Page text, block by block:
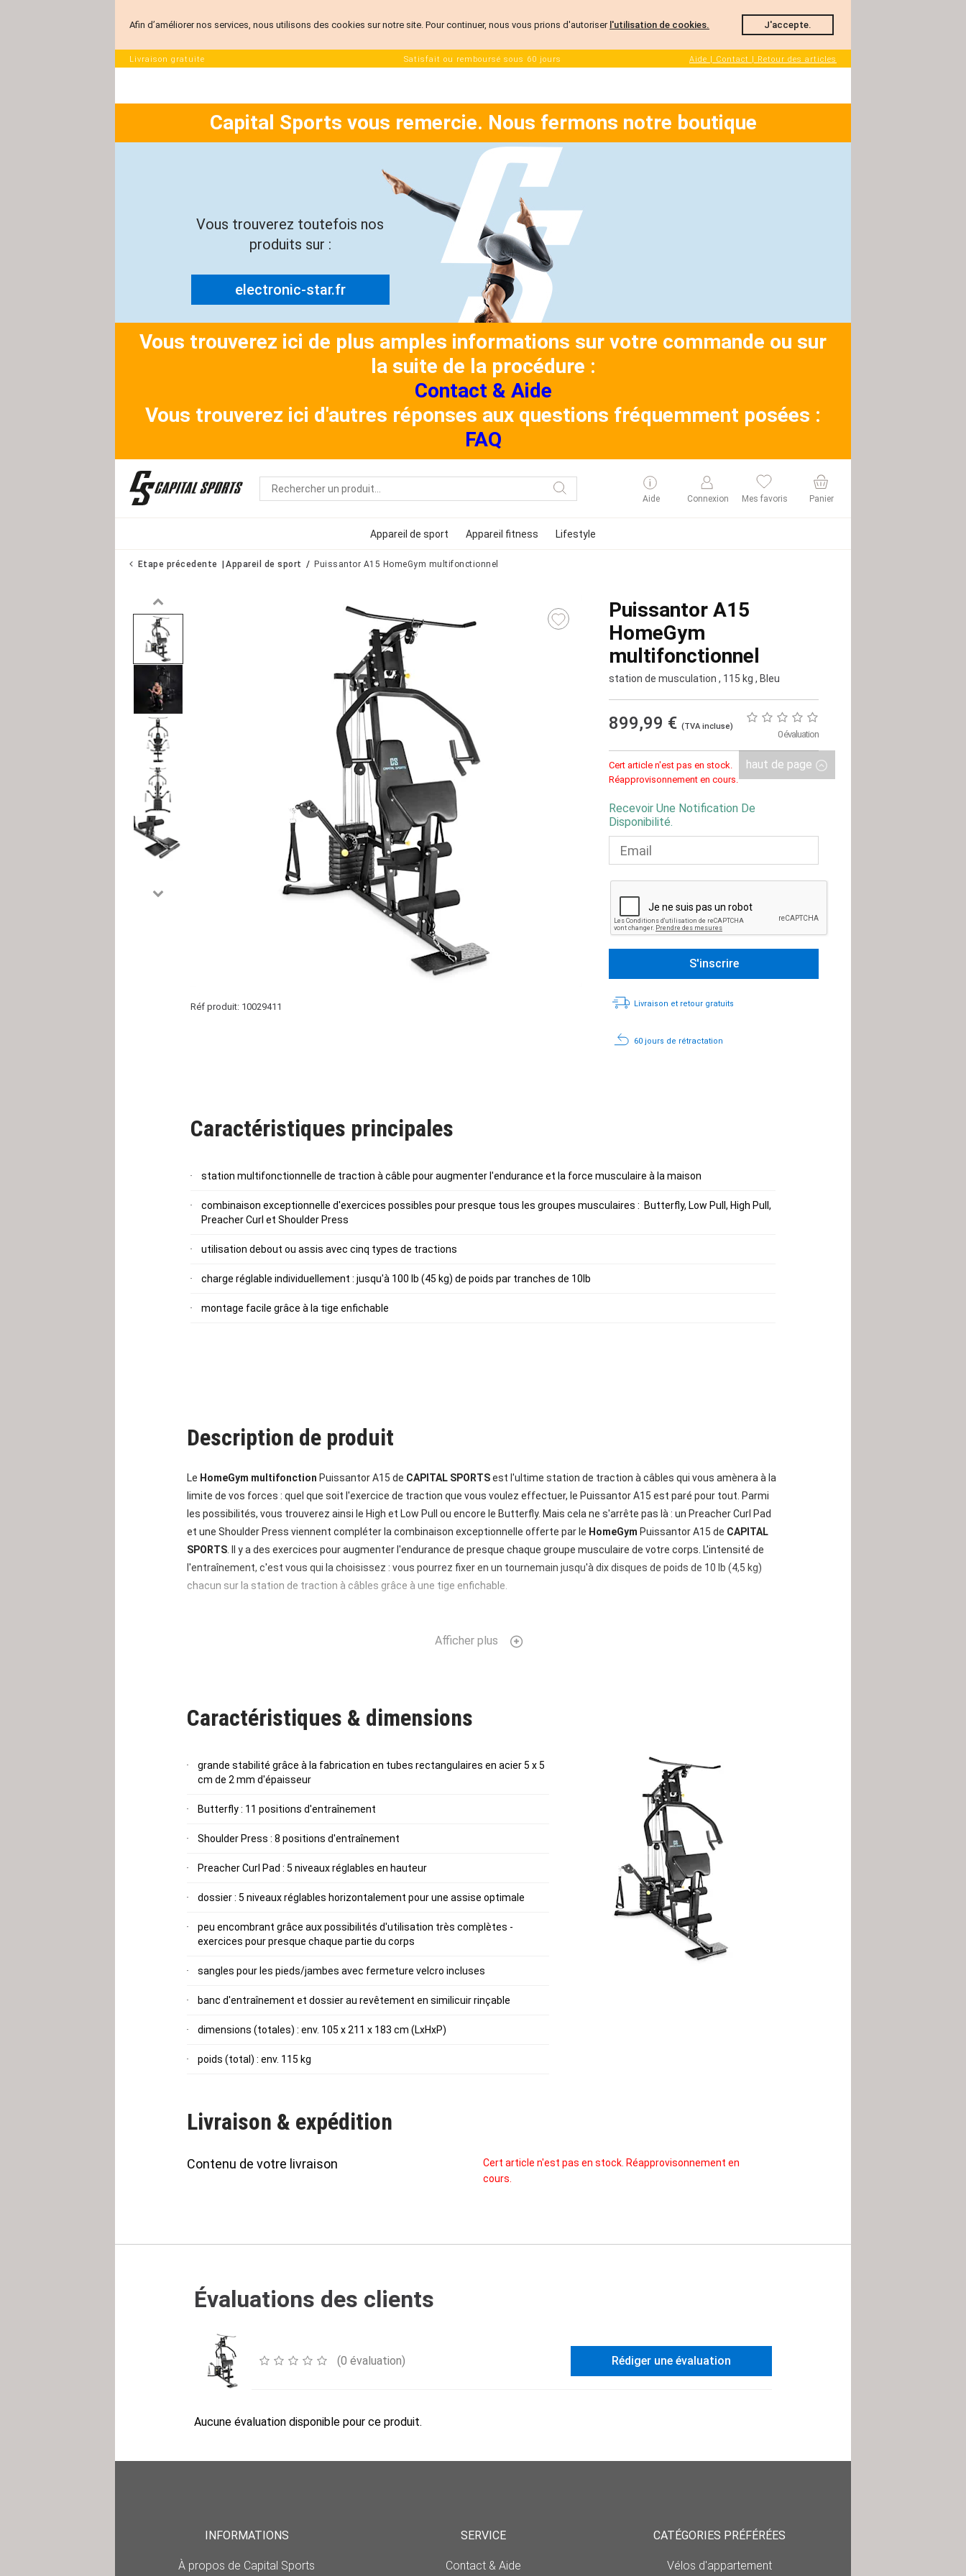
Capital Sports vous remercie. Nous fermons notre boutique
Vous trouverez toutefois nos
produits sur :
electronic-star.fr
Vous trouverez ici de plus amples informations sur votre commande ou sur
la suite de la procédure :
Contact & Aide
Vous trouverez ici d'autres réponses aux questions fréquemment posées :
FAQ
Aide Connexion Mes favoris Panier
Appareil de sport Appareil fitness Lifestyle
Etape précedente Appareil de sport Puissantor A15 HomeGym multifonctionnel
Puissantor A15
HomeGym
multifonctionnel
station de musculation , 115 kg , Bleu
899,99 € (TVA incluse)
0 évaluation
Cert article n'est pas en stock.
Réapprovisonnement en cours.
Recevoir Une Notification De
Disponibilité.
Livraison et retour gratuits
60 jours de rétractation
Réf produit: 10029411
Caractéristiques principales
station multifonctionnelle de traction à câble pour augmenter l'endurance et la force musculaire à la maison
combinaison exceptionnelle d'exercices possibles pour presque tous les groupes musculaires : Butterfly, Low Pull, High Pull,
Preacher Curl et Shoulder Press
utilisation debout ou assis avec cinq types de tractions
charge réglable individuellement : jusqu'à 100 lb (45 kg) de poids par tranches de 10lb
montage facile grâce à la tige enfichable
Description de produit
Le HomeGym multifonction Puissantor A15 de CAPITAL SPORTSest l'ultime station de traction à câbles qui vous amènera à la
limite de vos forces : quel que soit l'exercice de traction que vous voulez effectuer, le Puissantor A15 est paré pour tout. Parmi
les possibilités, vous trouverez ainsi le High et Low Pull ou encore le Butterfly. Mais cela ne s'arrête pas là : un Preacher Curl Pad
et une Shoulder Press viennent compléter la combinaison exceptionnelle offerte par le HomeGym Puissantor A15 de CAPITAL
SPORTS . Il y a des exercices pour augmenter l'endurance de presque chaque groupe musculaire de votre corps. L'intensité de
l'entraînement, c'est vous qui la choisissez : vous pourrez fixer en un tournemain jusqu'à dix disques de poids de 10 lb (4,5 kg)
chacun sur la station de traction à câbles grâce à une tige enfichable.
d'entraînements de haute qualité. Les barres rectangulaires de 5 x 5 cm en acier de 2 mm d'épaisseur assurent au
Notez que la station est livrée en kit. Nous vous conseillons de faire appel à une deuxième personne pour le montage, et de
Afficher plus
Caractéristiques & dimensions
grande stabilité grâce à la fabrication en tubes rectangulaires en acier 5 x 5
cm de 2 mm d'épaisseur
Butterfly : 11 positions d'entraînement
Shoulder Press : 8 positions d'entraînement
Preacher Curl Pad : 5 niveaux réglables en hauteur
dossier : 5 niveaux réglables horizontalement pour une assise optimale
peu encombrant grâce aux possibilités d'utilisation très complètes -
exercices pour presque chaque partie du corps
sangles pour les pieds/jambes avec fermeture velcro incluses
banc d'entraînement et dossier au revêtement en similicuir rinçable
dimensions (totales) : env. 105 x 211 x 183 cm (LxHxP)
poids (total) : env. 115 kg
Livraison & expédition
Contenu de votre livraison
Cert article n'est pas en stock. Réapprovisonnement en
cours.
Évaluations des clients
(0 évaluation) Rédiger une évaluation
Aucune évaluation disponible pour ce produit.
INFORMATIONS
À propos de Capital Sports
SERVICE
Contact & Aide
CATÉGORIES PRÉFÉRÉES
Vélos d'appartement
Livraison gratuite Satisfait ou remboursé sous 60 jours Aide | Contact | Retour des articles
Afin d’améliorer nos services, nous utilisons des cookies sur notre site. Pour continuer, nous vous prions d'autoriser l'utilisation de cookies. J'accepte.
haut de page